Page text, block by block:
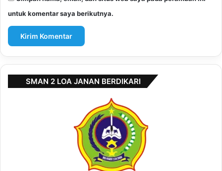
untuk komentar saya berikutnya.
SMAN 2 LOA JANAN BERDIKARI